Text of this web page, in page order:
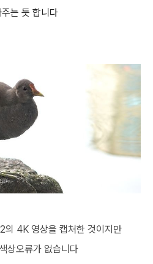
는 듯 합니다
의 4K 영상을 캡쳐한 것이지만
상오류가 없습니다